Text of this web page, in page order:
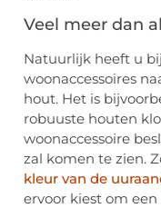
Veel meer dan
Natuurlijk heeft u
woonaccessoires
hout. Het is
robuuste houten
woonaccessoire
zal komen te zien.
kleur van de
ervoor kiest om